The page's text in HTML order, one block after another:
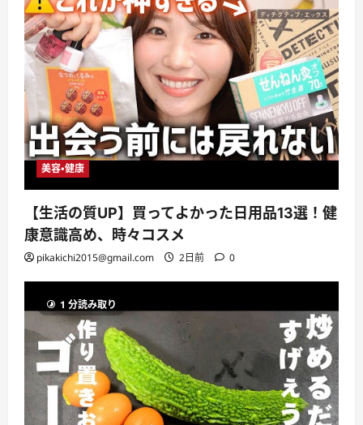
美容・健康
【生活の質UP】買ってよかった日用品13選！健
康意識高め、時々コスメ
pikakichi2015@gmail.com 2日前 0
1 分読み取り